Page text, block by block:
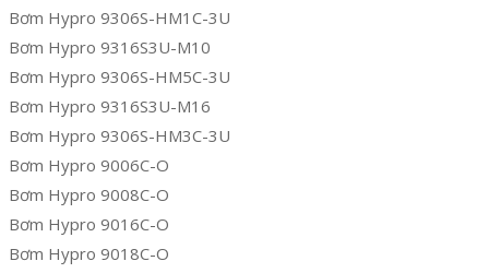
Bơm Hypro 9306S-HM1C-3U
Bơm Hypro 9316S3U-M10
Bơm Hypro 9306S-HM5C-3U
Bơm Hypro 9316S3U-M16
Bơm Hypro 9306S-HM3C-3U
Bơm Hypro 9006C-O
Bơm Hypro 9008C-O
Bơm Hypro 9016C-O
Bơm Hypro 9018C-O